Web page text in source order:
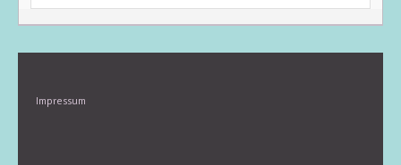
Impressum